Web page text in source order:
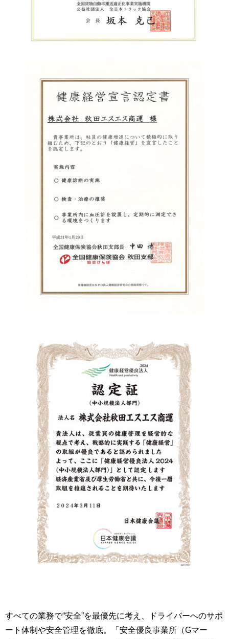
すべての業務で“安全”を最優先に考え、ドライバーへのサポ
ート体制や安全管理を徹底。「安全優良事業所（Gマー